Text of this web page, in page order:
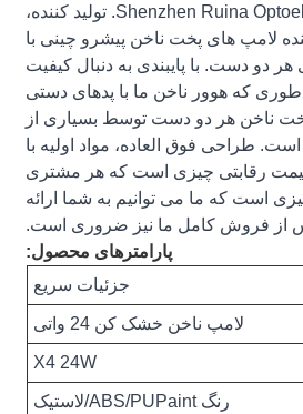
Shenzhen Ruina Optoelectronic Co.,Ltd. تولید کننده،
لامپ های پخت ناخن پیشرو چینی با
دو دست. با پایبندی به دنبال کیفیت
که هوور ناخن ما با پدهای دستی
ناخن هر دو دست توسط بسیاری از
طراحی فوق العاده، مواد اولیه با
قیمت رقابتی چیزی است که هر مشتری
است که ما می توانیم به شما ارائه
از فروش کامل ما نیز ضروری است.
پارامترهای محصول:
جزئیات سریع
لامپ ناخن خشک کن 24 واتی
X4 24W
رنگ ABS/PUPaint/لاستیک